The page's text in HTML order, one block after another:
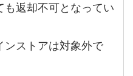
も返却不可となってい
ンストアは対象外で